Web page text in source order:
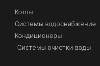
Котлы
Системы водоснабжение
Кондиционеры
Системы очистки воды